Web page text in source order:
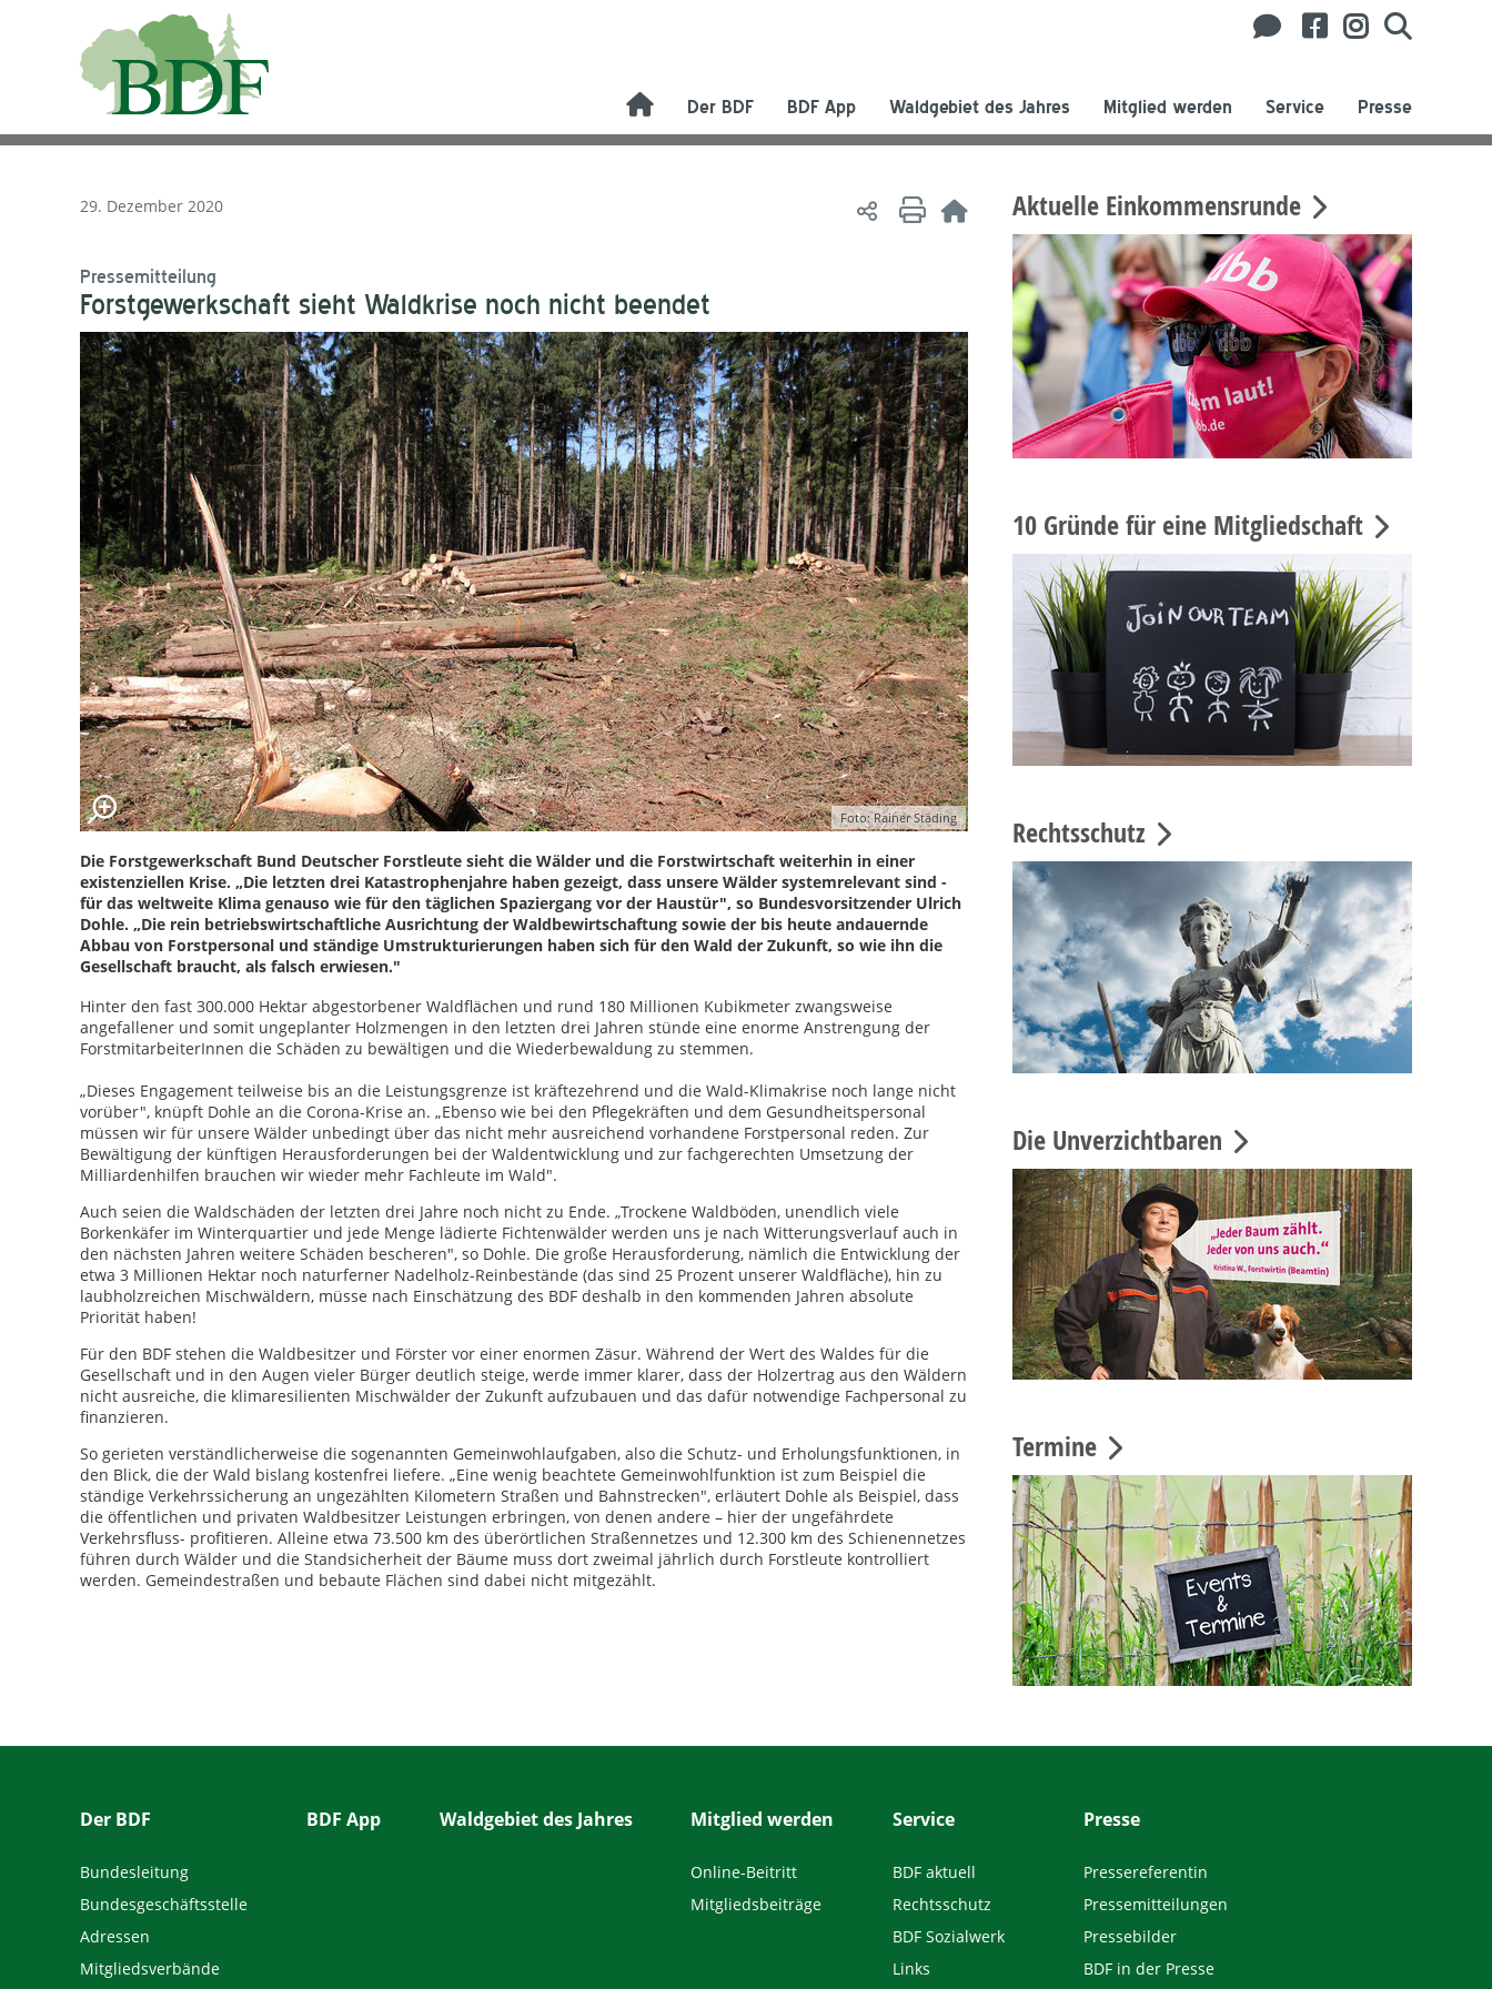
Der BDF BDF App Waldgebiet des Jahres Mitglied werden Service Presse
29. Dezember 2020
Pressemitteilung
Forstgewerkschaft sieht Waldkrise noch nicht beendet
Foto: Rainer Städing
Die Forstgewerkschaft Bund Deutscher Forstleute sieht die Wälder und die Forstwirtschaft weiterhin in einer
existenziellen Krise. „Die letzten drei Katastrophenjahre haben gezeigt, dass unsere Wälder systemrelevant sind -
für das weltweite Klima genauso wie für den täglichen Spaziergang vor der Haustür", so Bundesvorsitzender Ulrich
Dohle. „Die rein betriebswirtschaftliche Ausrichtung der Waldbewirtschaftung sowie der bis heute andauernde
Abbau von Forstpersonal und ständige Umstrukturierungen haben sich für den Wald der Zukunft, so wie ihn die
Gesellschaft braucht, als falsch erwiesen."
Hinter den fast 300.000 Hektar abgestorbener Waldflächen und rund 180 Millionen Kubikmeter zwangsweise
angefallener und somit ungeplanter Holzmengen in den letzten drei Jahren stünde eine enorme Anstrengung der
ForstmitarbeiterInnen die Schäden zu bewältigen und die Wiederbewaldung zu stemmen.
„Dieses Engagement teilweise bis an die Leistungsgrenze ist kräftezehrend und die Wald-Klimakrise noch lange nicht
vorüber", knüpft Dohle an die Corona-Krise an. „Ebenso wie bei den Pflegekräften und dem Gesundheitspersonal
müssen wir für unsere Wälder unbedingt über das nicht mehr ausreichend vorhandene Forstpersonal reden. Zur
Bewältigung der künftigen Herausforderungen bei der Waldentwicklung und zur fachgerechten Umsetzung der
Milliardenhilfen brauchen wir wieder mehr Fachleute im Wald".
Auch seien die Waldschäden der letzten drei Jahre noch nicht zu Ende. „Trockene Waldböden, unendlich viele
Borkenkäfer im Winterquartier und jede Menge lädierte Fichtenwälder werden uns je nach Witterungsverlauf auch in
den nächsten Jahren weitere Schäden bescheren", so Dohle. Die große Herausforderung, nämlich die Entwicklung der
etwa 3 Millionen Hektar noch naturferner Nadelholz-Reinbestände (das sind 25 Prozent unserer Waldfläche), hin zu
laubholzreichen Mischwäldern, müsse nach Einschätzung des BDF deshalb in den kommenden Jahren absolute
Priorität haben!
Für den BDF stehen die Waldbesitzer und Förster vor einer enormen Zäsur. Während der Wert des Waldes für die
Gesellschaft und in den Augen vieler Bürger deutlich steige, werde immer klarer, dass der Holzertrag aus den Wäldern
nicht ausreiche, die klimaresilienten Mischwälder der Zukunft aufzubauen und das dafür notwendige Fachpersonal zu
finanzieren.
So gerieten verständlicherweise die sogenannten Gemeinwohlaufgaben, also die Schutz- und Erholungsfunktionen, in
den Blick, die der Wald bislang kostenfrei liefere. „Eine wenig beachtete Gemeinwohlfunktion ist zum Beispiel die
ständige Verkehrssicherung an ungezählten Kilometern Straßen und Bahnstrecken", erläutert Dohle als Beispiel, dass
die öffentlichen und privaten Waldbesitzer Leistungen erbringen, von denen andere – hier der ungefährdete
Verkehrsfluss- profitieren. Alleine etwa 73.500 km des überörtlichen Straßennetzes und 12.300 km des Schienennetzes
führen durch Wälder und die Standsicherheit der Bäume muss dort zweimal jährlich durch Forstleute kontrolliert
werden. Gemeindestraßen und bebaute Flächen sind dabei nicht mitgezählt.
Aktuelle Einkommensrunde
10 Gründe für eine Mitgliedschaft
Rechtsschutz
Die Unverzichtbaren
Termine
Der BDF
Bundesleitung
Bundesgeschäftsstelle
Adressen
Mitgliedsverbände
BDF App Waldgebiet des Jahres Mitglied werden
Online-Beitritt
Mitgliedsbeiträge
Service
BDF aktuell
Rechtsschutz
BDF Sozialwerk
Links
Presse
Pressereferentin
Pressemitteilungen
Pressebilder
BDF in der Presse